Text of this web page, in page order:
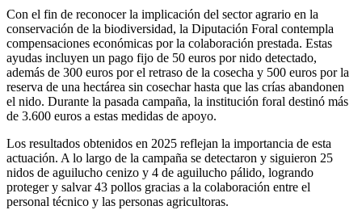
Con el fin de reconocer la implicación del sector agrario en la
conservación de la biodiversidad, la Diputación Foral contempla
compensaciones económicas por la colaboración prestada. Estas
ayudas incluyen un pago fijo de 50 euros por nido detectado,
además de 300 euros por el retraso de la cosecha y 500 euros por la
reserva de una hectárea sin cosechar hasta que las crías abandonen
el nido. Durante la pasada campaña, la institución foral destinó más
de 3.600 euros a estas medidas de apoyo.
Los resultados obtenidos en 2025 reflejan la importancia de esta
actuación. A lo largo de la campaña se detectaron y siguieron 25
nidos de aguilucho cenizo y 4 de aguilucho pálido, logrando
proteger y salvar 43 pollos gracias a la colaboración entre el
personal técnico y las personas agricultoras.